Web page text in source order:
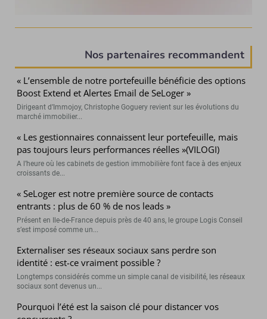
Nos partenaires recommandent
« L’ensemble de notre portefeuille bénéficie des options
Boost Extend et Alertes Email de SeLoger »
Dirigeant d’Immojoy, Christophe Goguery revient sur les évolutions du
marché immobilier...
« Les gestionnaires connaissent leur portefeuille, mais
pas toujours leurs performances réelles »(VILOGI)
A l’heure où les cabinets de gestion immobilière font face à des enjeux
croissants de...
« SeLoger est notre première source de contacts
entrants : plus de 60 % de nos leads »
Présent en Ile-de-France depuis près de 40 ans, le groupe Logis Conseil
s’est imposé comme un...
Externaliser ses réseaux sociaux sans perdre son
identité : est-ce vraiment possible ?
Longtemps considérés comme un simple canal de visibilité, les réseaux
sociaux sont devenus un...
Pourquoi l’été est la saison clé pour distancer vos